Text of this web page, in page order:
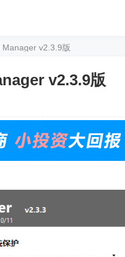
v2.3.9版
v2.3.9版